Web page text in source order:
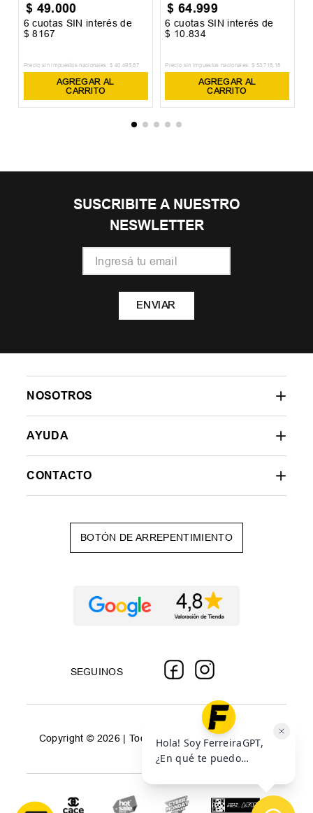
$ 49.000
6 cuotas SIN interés de
$ 8167
Precio sin impuestos nacionales: $ 40 .495,87
AGREGAR AL
CARRITO
$ 64.999
6 cuotas SIN interés de
$ 10 834
Precio sin impuestos nacionales: $ 53.718, 18
AGREGAR AL
CARRITO
SUSCRIBITE A NUESTRO
NESWLETTER
ENVIAR
NOSOTROS
AYUDA
CONTACTO
BOTÓN DE ARREPENTIMIENTO
SEGUINOS
Copyright © 2026 | Todos los derechos reservados